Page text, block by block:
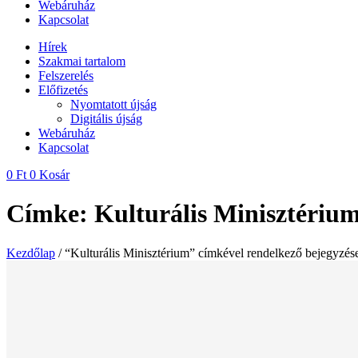
Webáruház
Kapcsolat
Hírek
Szakmai tartalom
Felszerelés
Előfizetés
Nyomtatott újság
Digitális újság
Webáruház
Kapcsolat
0 Ft 0 Kosár
Címke: Kulturális
Kezdőlap / “Kulturális Minisztérium” címkével rendelkező